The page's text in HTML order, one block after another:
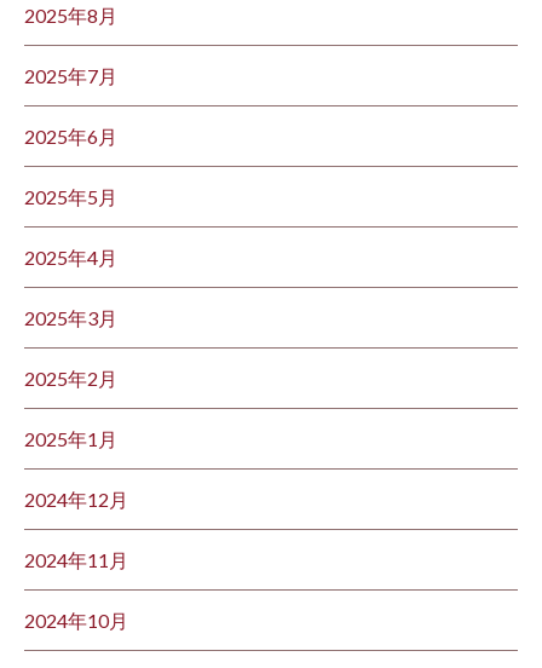
2025年8月
2025年7月
2025年6月
2025年5月
2025年4月
2025年3月
2025年2月
2025年1月
2024年12月
2024年11月
2024年10月